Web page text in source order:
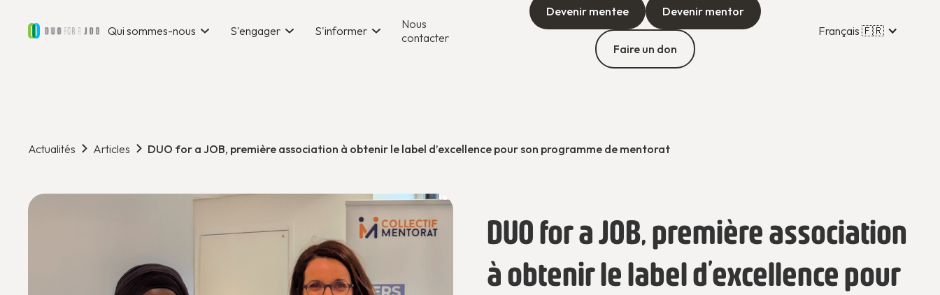
Qui sommes-nous S'engager S'informer
Nous
contacter
Devenir mentee Devenir mentor
Faire un don
Français 🇫🇷
Actualités Articles DUO for a JOB, première association à obtenir le label d’excellence pour son programme de mentorat
DUO for a JOB, première association
à obtenir le label d’excellence pour